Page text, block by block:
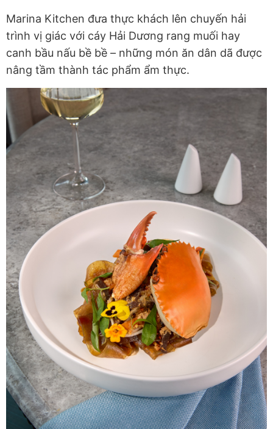
Marina Kitchen đưa thực khách lên chuyến hải
trình vị giác với cáy Hải Dương rang muối hay
canh bầu nấu bề bề – những món ăn dân dã được
nâng tầm thành tác phẩm ẩm thực.